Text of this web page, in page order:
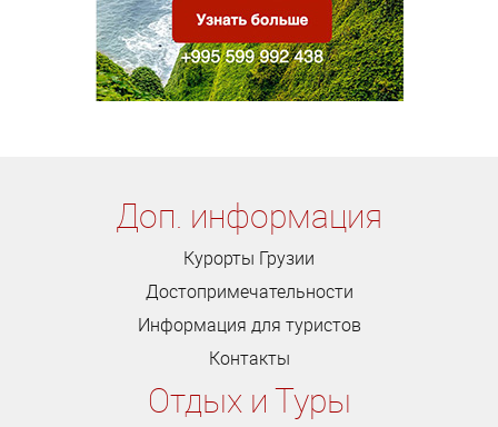
Доп. информация
Курорты Грузии
Достопримечательности
Информация для туристов
Контакты
Отдых и Туры